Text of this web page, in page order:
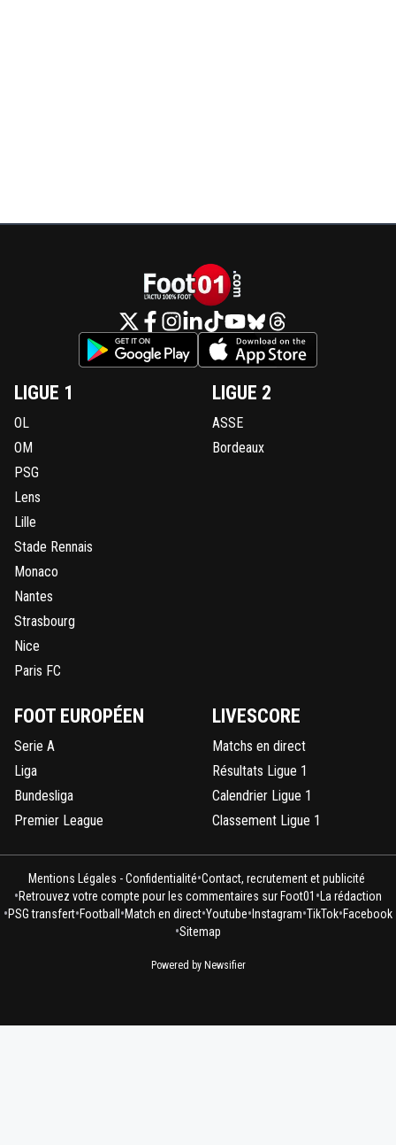
LIGUE 1
OL
OM
PSG
Lens
Lille
Stade Rennais
Monaco
Nantes
Strasbourg
Nice
Paris FC
LIGUE 2
ASSE
Bordeaux
FOOT EUROPÉEN
Serie A
Liga
Bundesliga
Premier League
LIVESCORE
Matchs en direct
Résultats Ligue 1
Calendrier Ligue 1
Classement Ligue 1
Mentions Légales - Confidentialité•Contact, recrutement et publicité
•Retrouvez votre compte pour les commentaires sur Foot01 • La rédaction
•PSG transfert•Football •Match en direct•Youtube• Instagram•TikTok•Facebook
•Sitemap
Powered by Newsifier